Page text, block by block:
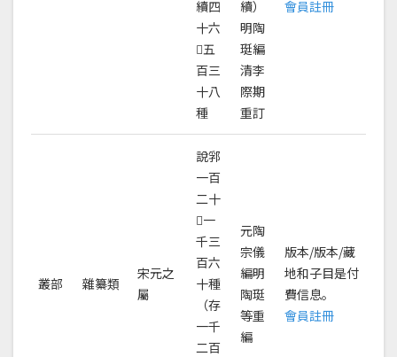
續四
十六
𢎥五
百三
十八
種
續）
明陶
珽編
清李
際期
重訂
會員註冊
叢部 雜纂類
宋元之
屬
說郛
一百
二十
𢎥一
千三
百六
十種
（存
一千
二百
元陶
宗儀
編明
陶珽
等重
編
版本/版本/藏
地和子目是付
費信息。
會員註冊